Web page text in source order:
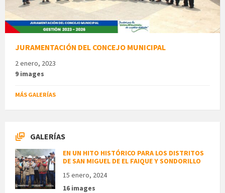
JURAMENTACIÓN DEL CONCEJO MUNICIPAL
2 enero, 2023
9 images
MÁS GALERÍAS
GALERÍAS
EN UN HITO HISTÓRICO PARA LOS DISTRITOS
DE SAN MIGUEL DE EL FAIQUE Y SONDORILLO
15 enero, 2024
16 images